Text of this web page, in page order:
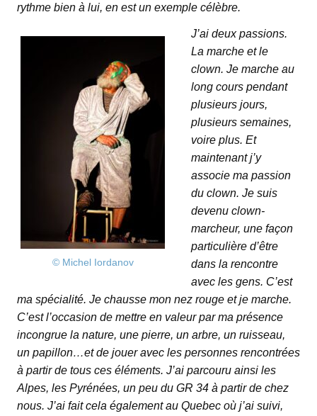
rythme bien à lui, en est un exemple célèbre.
© Michel Iordanov
J’ai deux passions.
La marche et le
clown. Je marche au
long cours pendant
plusieurs jours,
plusieurs semaines,
voire plus. Et
maintenant j’y
associe ma passion
du clown. Je suis
devenu clown-
marcheur, une façon
particulière d’être
dans la rencontre
avec les gens. C’est
ma spécialité. Je chausse mon nez rouge et je marche.
C’est l’occasion de mettre en valeur par ma présence
incongrue la nature, une pierre, un arbre, un ruisseau,
un papillon…et de jouer avec les personnes rencontrées
à partir de tous ces éléments. J’ai parcouru ainsi les
Alpes, les Pyrénées, un peu du GR 34 à partir de chez
nous. J’ai fait cela également au Quebec où j’ai suivi,